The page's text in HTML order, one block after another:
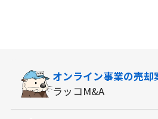
オンライン事業の売却
ラッコM&A